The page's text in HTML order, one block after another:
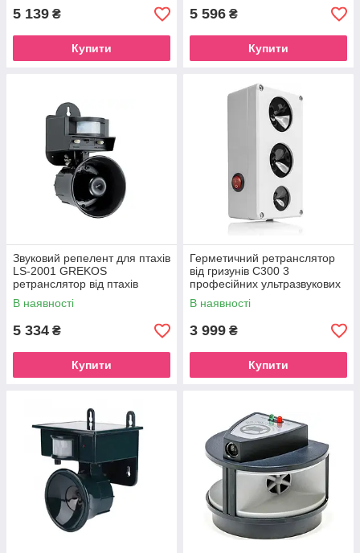
5 139 ₴
Купити
5 596 ₴
Купити
Звуковий репелент для птахів
LS-2001 GREKOS
ретранслятор від птахів
В наявності
5 334 ₴
Купити
Герметичний ретранслятор
від гризунів C300 3
професійних ультразвукових
динаміки
В наявності
3 999 ₴
Купити